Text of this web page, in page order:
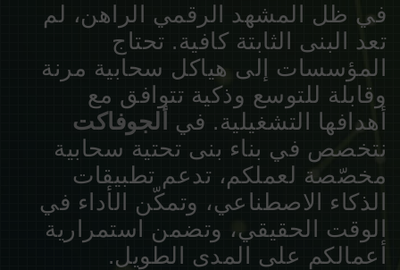
في ظل المشهد الرقمي الراهن، لم
تعد البنى الثابتة كافية. تحتاج
المؤسسات إلى هياكل سحابية مرنة
وقابلة للتوسع وذكية تتوافق مع
أهدافها التشغيلية. في
ألجوفاكت
نتخصص في بناء بنى تحتية سحابية
مخصّصة لعملكم، تدعم تطبيقات
الذكاء الاصطناعي، وتمكّن الأداء في
الوقت الحقيقي، وتضمن استمرارية
أعمالكم على المدى الطويل.